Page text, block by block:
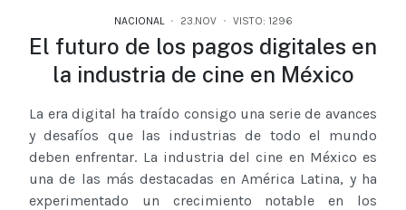
NACIONAL 23.NOV VISTO: 1296
El futuro de los pagos digitales en
la industria de cine en México
La era digital ha traído consigo una serie de avances
y desafíos que las industrias de todo el mundo
deben enfrentar. La industria del cine en México es
una de las más destacadas en América Latina, y ha
experimentado un crecimiento notable en los